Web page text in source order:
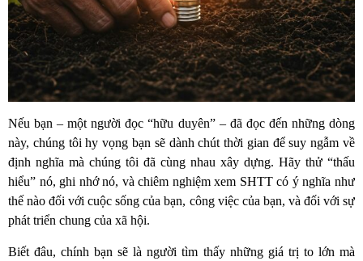
Nếu bạn – một người đọc “hữu duyên” – đã đọc đến những dòng
này, chúng tôi hy vọng bạn sẽ dành chút thời gian để suy ngẫm về
định nghĩa mà chúng tôi đã cùng nhau xây dựng. Hãy thử “thấu
hiểu” nó, ghi nhớ nó, và chiêm nghiệm xem SHTT có ý nghĩa như
thế nào đối với cuộc sống của bạn, công việc của bạn, và đối với sự
phát triển chung của xã hội.
Biết đâu, chính bạn sẽ là người tìm thấy những giá trị to lớn mà